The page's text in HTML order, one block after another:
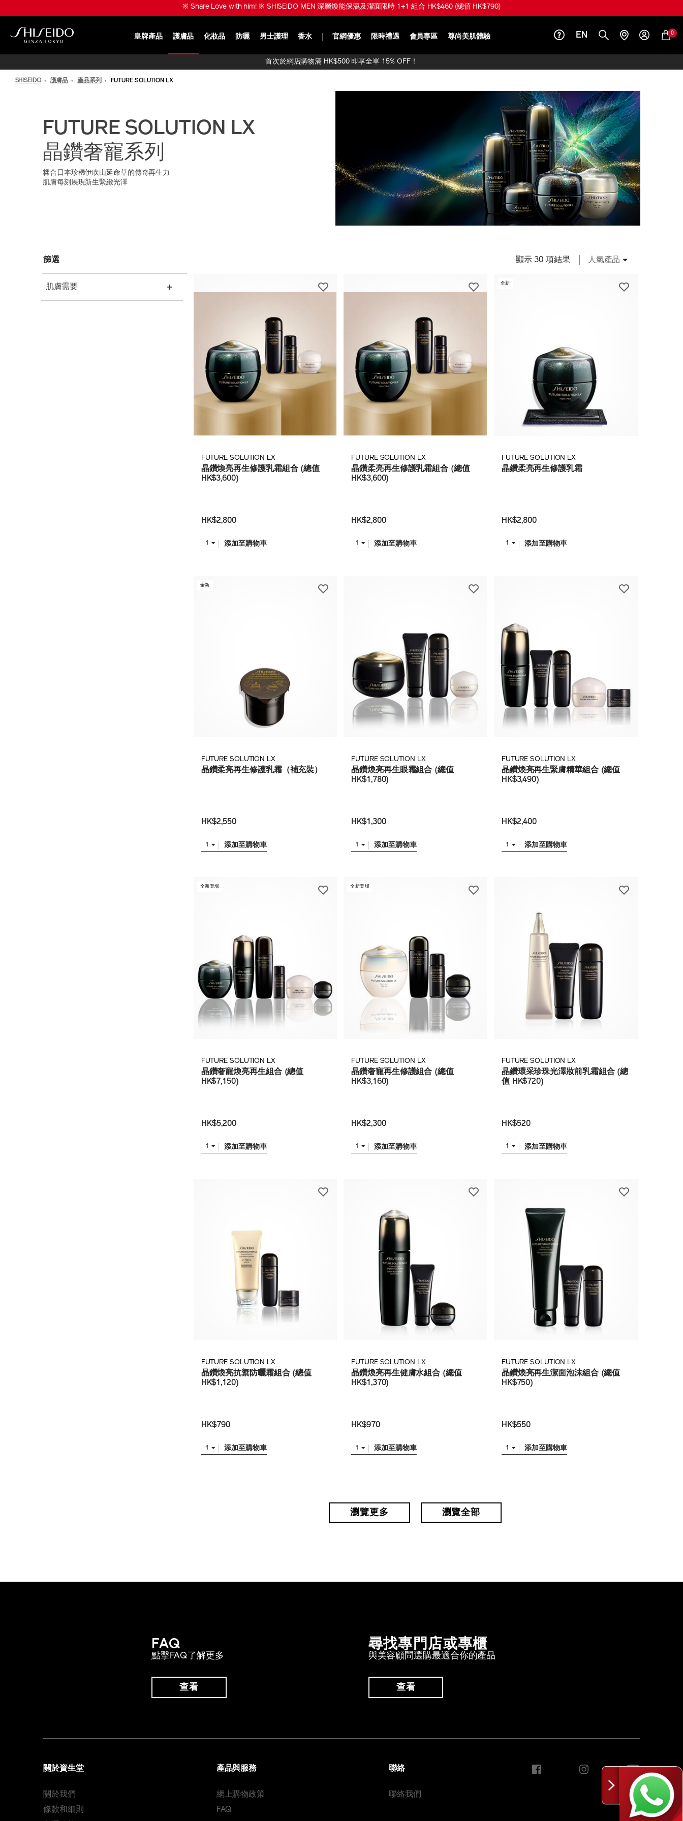
至
※ Share Love with him! ※ SHISEIDO MEN 深層煥能保濕及潔面限時 1+1 組合 HK$460 (總值 HK$790)
皇牌產品 護膚品 化妝品 防曬 男士護理 香水 官網優惠 限時禮遇 會員專區 尊尚美肌體驗 EN 0
首次於網店購物滿 HK$500 即享全單 15% OFF！
SHISEIDO 護膚品 產品系列 FUTURE SOLUTION LX
FUTURE SOLUTION LX
晶鑽奢寵系列
糅合日本珍稀伊吹山延命草的傳奇再生力
肌膚每刻展現新生緊緻光澤
篩選 顯示 30 項結果 人氣產品
肌膚需要
FUTURE SOLUTION LX
晶鑽煥亮再生修護乳霜組合 (總值
HK$3,600)
HK$2,800
1 添加至購物車
FUTURE SOLUTION LX
晶鑽柔亮再生修護乳霜組合 (總值
HK$3,600)
HK$2,800
1 添加至購物車
全新
FUTURE SOLUTION LX
晶鑽柔亮再生修護乳霜
HK$2,800
1 添加至購物車
全新
FUTURE SOLUTION LX
晶鑽柔亮再生修護乳霜（補充裝）
HK$2,550
1 添加至購物車
FUTURE SOLUTION LX
晶鑽煥亮再生眼霜組合 (總值
HK$1,780)
HK$1,300
1 添加至購物車
FUTURE SOLUTION LX
晶鑽煥亮再生緊膚精華組合 (總值
HK$3,490)
HK$2,400
1 添加至購物車
全新登場
FUTURE SOLUTION LX
晶鑽奢寵煥亮再生組合 (總值
HK$7,150)
HK$5,200
1 添加至購物車
全新登場
FUTURE SOLUTION LX
晶鑽奢寵再生修護組合 (總值
HK$3,160)
HK$2,300
1 添加至購物車
FUTURE SOLUTION LX
晶鑽環采珍珠光澤妝前乳霜組合 (總
值 HK$720)
HK$520
1 添加至購物車
FUTURE SOLUTION LX
晶鑽煥亮抗禦防曬霜組合 (總值
HK$1,120)
HK$790
1 添加至購物車
FUTURE SOLUTION LX
晶鑽煥亮再生健膚水組合 (總值
HK$1,370)
HK$970
1 添加至購物車
FUTURE SOLUTION LX
晶鑽煥亮再生潔面泡沫組合 (總值
HK$750)
HK$550
1 添加至購物車
瀏覽更多 瀏覽全部
FAQ
點擊FAQ了解更多
查看
尋找專門店或專櫃
與美容顧問選購最適合你的產品
查看
關於資生堂
關於我們
條款和細則
產品與服務
網上購物政策
FAQ
聯絡
聯絡我們